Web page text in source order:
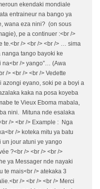
ekendaki mondiale
entraineur na bango ya
wana eza nini? (on sous
pe a continuer :<br />
te.<br /> <br /> <br /> … sima
nanga tango bayoki ke
na<br /> yango”… (Awa
/> <br /> <br /> Vedette
azongi eyano, soki pe a boyi a
kaka na posa koyeba
te Vieux Eboma mabala,
nini. Mituna nde esalaka
/> <br /> Example : Nga
/> koteka mitu ya batu
un jour atuni ye yango
?<br /> <br /> <br />
ya Messager nde nayaki
te mais<br /> atekaka 3
/> <br /> <br /> Merci